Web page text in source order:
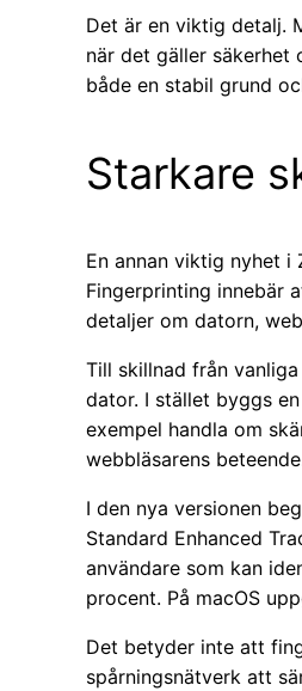
Det är en viktig detalj.
när det gäller säkerhet
både en stabil grund
Starkare
En annan viktig nyhet
Fingerprinting innebär
detaljer om datorn,
Till skillnad från
dator. I stället byggs
exempel handla om
webbläsarens
I den nya versionen
Standard Enhanced
användare som kan
procent. På macOS
Det betyder inte att
spårningsnätverk att